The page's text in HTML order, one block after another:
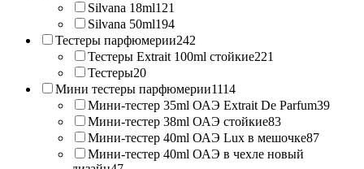
Silvana 18ml121
Silvana 50ml194
Тестеры парфюмерии242
Тестеры Extrait 100ml стойкие221
Тестеры20
Мини тестеры парфюмерии1114
Мини-тестер 35ml ОАЭ Extrait De Parfum39
Мини-тестер 38ml ОАЭ стойкие83
Мини-тестер 40ml ОАЭ Lux в мешочке87
Мини-тестер 40ml ОАЭ в чехле новый